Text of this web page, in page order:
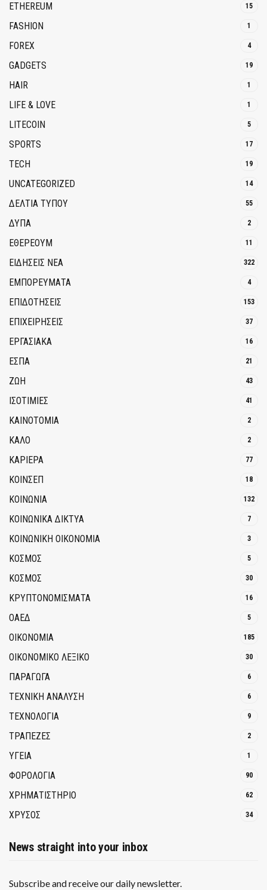
ETHEREUM 15
FASHION 1
FOREX 4
GADGETS 19
HAIR 1
LIFE & LOVE 1
LITECOIN 5
SPORTS 17
TECH 19
UNCATEGORIZED 14
ΔΕΛΤΙΑ ΤΥΠΟΥ 55
ΔΥΠΑ 2
ΕΘΈΡΕΟΥΜ 11
ΕΙΔΗΣΕΙΣ ΝΕΑ 322
ΕΜΠΟΡΕΥΜΑΤΑ 4
ΕΠΙΔΟΤΗΣΕΙΣ 153
ΕΠΙΧΕΙΡΗΣΕΙΣ 37
ΕΡΓΑΣΙΑΚΑ 16
ΕΣΠΑ 21
ΖΩΗ 43
ΙΣΟΤΙΜΙΕΣ 41
ΚΑΙΝΟΤΟΜΊΑ 2
ΚΑΛΟ 2
ΚΑΡΙΕΡΑ 77
ΚΟΙΝΣΕΠ 18
ΚΟΙΝΩΝΙΑ 132
ΚΟΙΝΩΝΙΚΆ ΔΊΚΤΥΑ 7
ΚΟΙΝΩΝΙΚΉ ΟΙΚΟΝΟΜΊΑ 3
ΚΟΣΜΟΣ 5
ΚΟΣΜΟΣ 30
ΚΡΥΠΤΟΝΟΜΊΣΜΑΤΑ 16
ΟΑΕΔ 5
ΟΙΚΟΝΟΜΙΑ 185
ΟΙΚΟΝΟΜΙΚΟ ΛΕΞΙΚΟ 30
ΠΑΡΑΓΩΓΑ 6
ΤΕΧΝΙΚΗ ΑΝΑΛΥΣΗ 6
ΤΕΧΝΟΛΟΓΙΑ 9
ΤΡΆΠΕΖΕΣ 2
ΥΓΕΙΑ 1
ΦΟΡΟΛΟΓΙΑ 90
ΧΡΗΜΑΤΙΣΤΗΡΙΟ 62
ΧΡΥΣΟΣ 34
News straight into your inbox
Subscribe and receive our daily newsletter.